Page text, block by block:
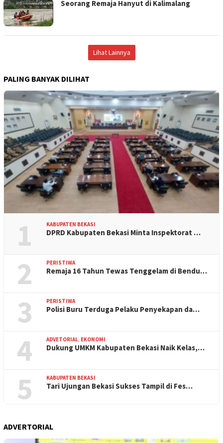
Seorang Remaja Hanyut di Kalimalang
Lihat Lainnya
PALING BANYAK DILIHAT
1 KABUPATEN BEKASI
DPRD Kabupaten Bekasi Minta Inspektorat …
2 PERISTIWA
Remaja 16 Tahun Tewas Tenggelam di Bendu…
3 PERISTIWA
Polisi Buru Terduga Pelaku Penyekapan da…
4 ADVETORIAL, EKONOMI
Dukung UMKM Kabupaten Bekasi Naik Kelas,…
5 KABUPATEN BEKASI
Tari Ujungan Bekasi Sukses Tampil di Fes…
ADVERTORIAL